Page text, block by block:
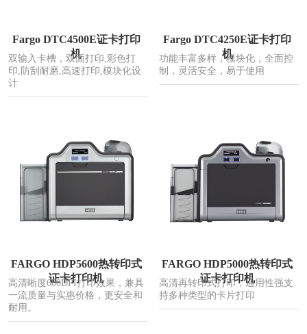
Fargo DTC4500E证卡打印
机
双输入卡槽，双面打印,彩色打
印,防刮耐磨,高速打印,模块化设
计
Fargo DTC4250E证卡打印
机
功能丰富多样，模块化，全面控
制，灵活安全，易于使用
FARGO HDP5600热转印式
证卡打印机
高清晰度600DPI打印效果，兼具
一流质量与实惠价格，更安全和
耐用。
FARGO HDP5000热转印式
证卡打印机
高清再转印式打印，通用性强支
持多种类型的卡片打印